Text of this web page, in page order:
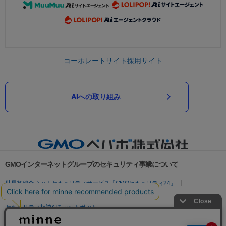
コーポレートサイト採用サイト
AIへの取り組み
GMOインターネットグループのセキュリティ事業について
世界初総合ネットセキュリティサービス「GMOセキュリティ24」
パスワード漏洩診断
Webサイトリスク診断
セキュリティ相談AIチャットボット
実在証明・盗聴対策